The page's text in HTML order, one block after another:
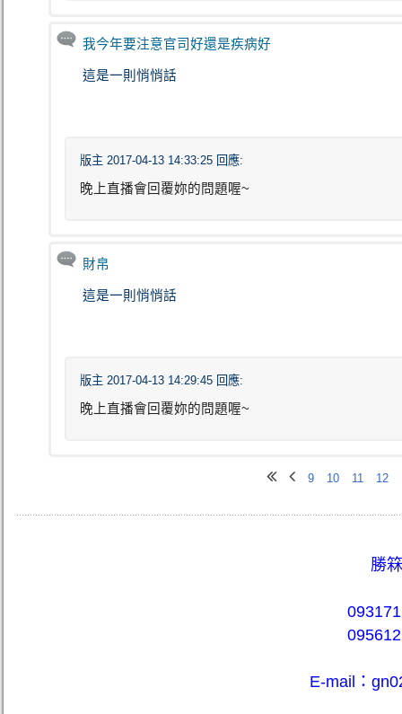
我今年要注意官司好還是疾病好
這是一則悄悄話
版主 2017-04-13 14:33:25 回應:
晚上直播會回覆妳的問題喔~
財帛
這是一則悄悄話
版主 2017-04-13 14:29:45 回應:
晚上直播會回覆妳的問題喔~
9 10 11 12
勝
E-mail：